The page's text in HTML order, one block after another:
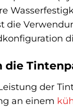
die
die
der
an einem